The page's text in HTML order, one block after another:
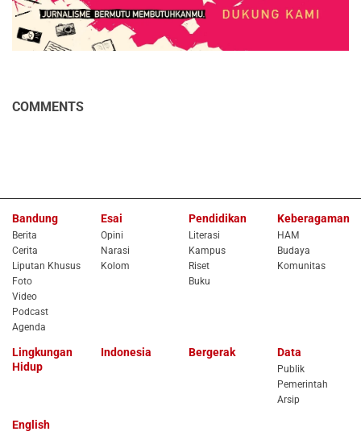
COMMENTS
Bandung
Berita
Cerita
Liputan Khusus
Foto
Video
Podcast
Agenda
Esai
Opini
Narasi
Kolom
Pendidikan
Literasi
Kampus
Riset
Buku
Keberagaman
HAM
Budaya
Komunitas
Lingkungan
Hidup
Indonesia Bergerak Data
Publik
Pemerintah
Arsip
English